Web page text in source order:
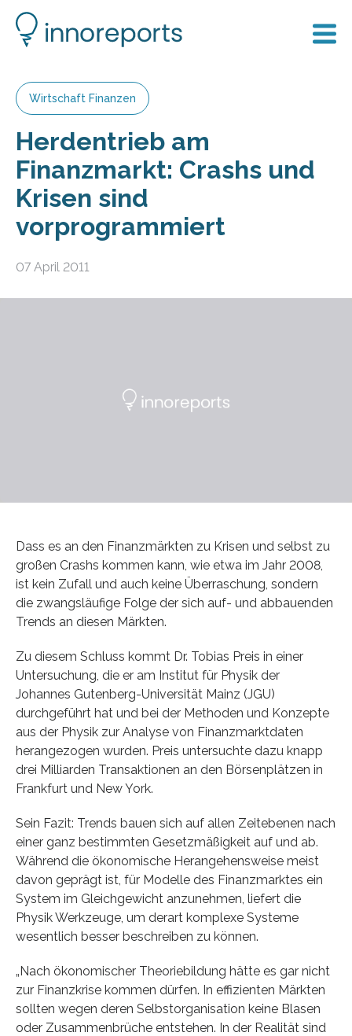
Wirtschaft Finanzen
Herdentrieb am
Finanzmarkt: Crashs und
Krisen sind
vorprogrammiert
07 April 2011
Dass es an den Finanzmärkten zu Krisen und selbst zu
großen Crashs kommen kann, wie etwa im Jahr 2008,
ist kein Zufall und auch keine Überraschung, sondern
die zwangsläufige Folge der sich auf- und abbauenden
Trends an diesen Märkten.
Zu diesem Schluss kommt Dr. Tobias Preis in einer
Untersuchung, die er am Institut für Physik der
Johannes Gutenberg-Universität Mainz (JGU)
durchgeführt hat und bei der Methoden und Konzepte
aus der Physik zur Analyse von Finanzmarktdaten
herangezogen wurden. Preis untersuchte dazu knapp
drei Milliarden Transaktionen an den Börsenplätzen in
Frankfurt und New York.
Sein Fazit: Trends bauen sich auf allen Zeitebenen nach
einer ganz bestimmten Gesetzmäßigkeit auf und ab.
Während die ökonomische Herangehensweise meist
davon geprägt ist, für Modelle des Finanzmarktes ein
System im Gleichgewicht anzunehmen, liefert die
Physik Werkzeuge, um derart komplexe Systeme
wesentlich besser beschreiben zu können.
„Nach ökonomischer Theoriebildung hätte es gar nicht
zur Finanzkrise kommen dürfen. In effizienten Märkten
sollten wegen deren Selbstorganisation keine Blasen
oder Zusammenbrüche entstehen. In der Realität sind